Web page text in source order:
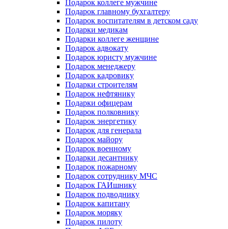
Подарок коллеге мужчине
Подарок главному бухгалтеру
Подарок воспитателям в детском саду
Подарки медикам
Подарки коллеге женщине
Подарок адвокату
Подарок юристу мужчине
Подарок менеджеру
Подарок кадровику
Подарки строителям
Подарок нефтянику
Подарки офицерам
Подарок полковнику
Подарок энергетику
Подарок для генерала
Подарок майору
Подарок военному
Подарки десантнику
Подарок пожарному
Подарок сотруднику МЧС
Подарок ГАИшнику
Подарок подводнику
Подарок капитану
Подарок моряку
Подарок пилоту